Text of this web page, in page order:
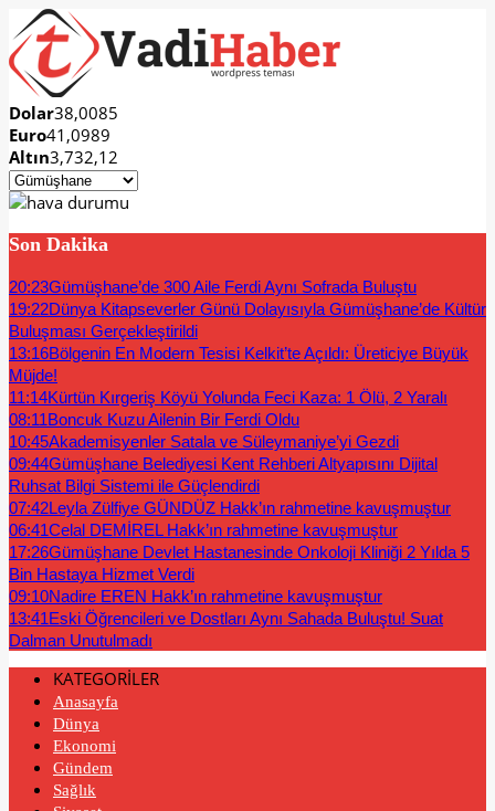
Dolar38,0085
Euro41,0989
Altın3,732,12
Son Dakika
20:23Gümüşhane’de 300 Aile Ferdi Aynı Sofrada Buluştu
19:22Dünya Kitapseverler Günü Dolayısıyla Gümüşhane’de Kültür
Buluşması Gerçekleştirildi
13:16Bölgenin En Modern Tesisi Kelkit’te Açıldı: Üreticiye Büyük
Müjde!
11:14Kürtün Kırgeriş Köyü Yolunda Feci Kaza: 1 Ölü, 2 Yaralı
08:11Boncuk Kuzu Ailenin Bir Ferdi Oldu
10:45Akademisyenler Satala ve Süleymaniye’yi Gezdi
09:44Gümüşhane Belediyesi Kent Rehberi Altyapısını Dijital
Ruhsat Bilgi Sistemi ile Güçlendirdi
07:42Leyla Zülfiye GÜNDÜZ Hakk’ın rahmetine kavuşmuştur
06:41Celal DEMİREL Hakk’ın rahmetine kavuşmuştur
17:26Gümüşhane Devlet Hastanesinde Onkoloji Kliniği 2 Yılda 5
Bin Hastaya Hizmet Verdi
09:10Nadire EREN Hakk’ın rahmetine kavuşmuştur
13:41Eski Öğrencileri ve Dostları Aynı Sahada Buluştu! Suat
Dalman Unutulmadı
KATEGORİLER
Anasayfa
Dünya
Ekonomi
Gündem
Sağlık